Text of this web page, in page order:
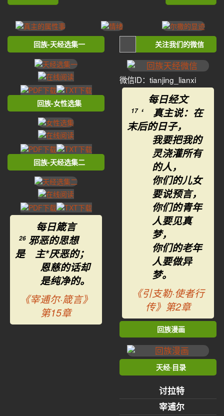
回族-天经选集一
回族-女性选集
回族-天经选集二
每日箴言
26 邪恶的思想
是 主*厌恶的；
恩慈的话却
是纯净的。
《宰逋尔·箴言》
第15章
关注我们的微信
微信ID：tianjing_lianxi
每日经文
17 ‘ 真主说：在
末后的日子，
我要把我的
灵浇灌所有
的人，
你们的儿女
要说预言，
你们的青年
人要见真
梦，
你们的老年
人要做异
梦。
《引支勒·使者行
传》第2章
回族漫画
天经·目录
讨拉特
宰逋尔